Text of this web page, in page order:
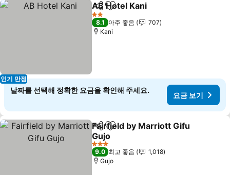
인기 만점
공유 즐겨찾기에 추가
AB Hotel Kani
2 성급
8.1 아주 좋음
707
Kani
날짜를 선택해 정확한 요금을 확인해 주세요.
요금 보기
공유 즐겨찾기에 추가
Fairfield by Marriott Gifu
Gujo
요금 보기
3 성급
9.0 최고 좋음
1,018
Gujo